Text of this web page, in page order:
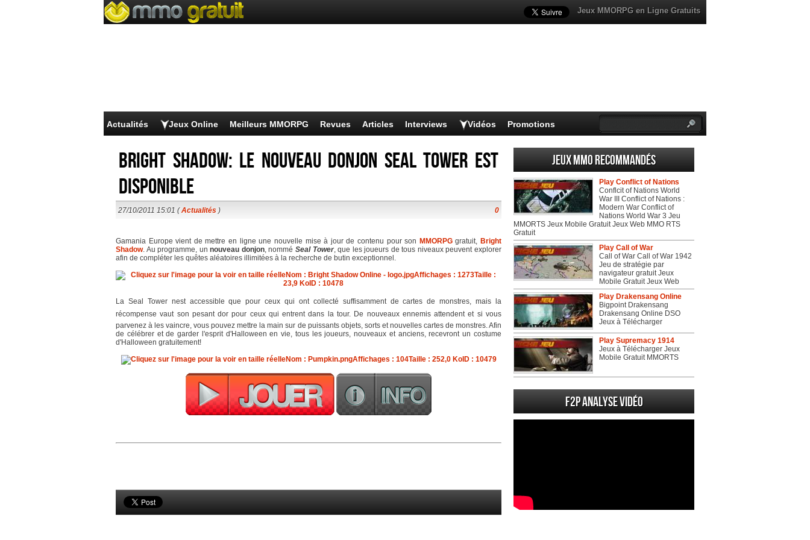
Jeux MMORPG en Ligne Gratuits
Actualités Jeux Online Meilleurs MMORPG Revues Articles Interviews Vidéos Promotions
Bright Shadow: Le nouveau donjon Seal Tower est
disponible
27/10/2011 15:01 (Actualités ) 0
Gamania Europe vient de mettre en ligne une nouvelle mise à jour de contenu pour son MMORPGgratuit, Bright
Shadow. Au programme, unnouveau donjon, nommé Seal Tower, que les joueurs de tous niveaux peuvent explorer
afin de compléter les quêtes aléatoires illimitées à la recherche de butin exceptionnel.
La Seal Tower nest accessible que pour ceux qui ont collecté suffisamment de cartes de monstres, mais la
récompense vaut son pesant dor pour ceux qui entrent dans la tour. De nouveaux ennemis attendent et si vous
parvenez à les vaincre, vous pouvez mettre la main sur de puissants objets, sorts et nouvelles cartes de monstres. Afin
de célébrer et de garder l'esprit d'Halloween en vie, tous les joueurs, nouveaux et anciens, recevront un costume
d'Halloween gratuitement!
Jeux MMO recommandés
Play Conflict of Nations
Conflcit of Nations World
War III Conflict of Nations :
Modern War Conflict of
Nations World War 3 Jeu
MMORTS Jeux Mobile Gratuit Jeux Web MMO RTS
Gratuit
Play Call of War
Call of War Call of War 1942
Jeu de stratégie par
navigateur gratuit Jeux
Mobile Gratuit Jeux Web
Play Drakensang Online
Bigpoint Drakensang
Drakensang Online DSO
Jeux à Télécharger
Play Supremacy 1914
Jeux à Télécharger Jeux
Mobile Gratuit MMORTS
F2P Analyse vidéo